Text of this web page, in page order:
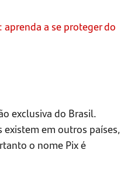
aprenda a se proteger do
exclusiva do Brasil.
em outros países,
o nome Pix é